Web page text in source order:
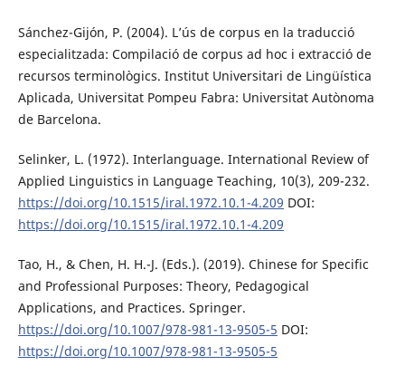
Sánchez-Gijón, P. (2004). L’ús de corpus en la traducció
especialitzada: Compilació de corpus ad hoc i extracció de
recursos terminològics. Institut Universitari de Lingüística
Aplicada, Universitat Pompeu Fabra: Universitat Autònoma
de Barcelona.
Selinker, L. (1972). Interlanguage. International Review of
Applied Linguistics in Language Teaching, 10(3), 209-232.
https://doi.org/10.1515/iral.1972.10.1-4.209 DOI:
https://doi.org/10.1515/iral.1972.10.1-4.209
Tao, H., & Chen, H. H.-J. (Eds.). (2019). Chinese for Specific
and Professional Purposes: Theory, Pedagogical
Applications, and Practices. Springer.
https://doi.org/10.1007/978-981-13-9505-5 DOI:
https://doi.org/10.1007/978-981-13-9505-5